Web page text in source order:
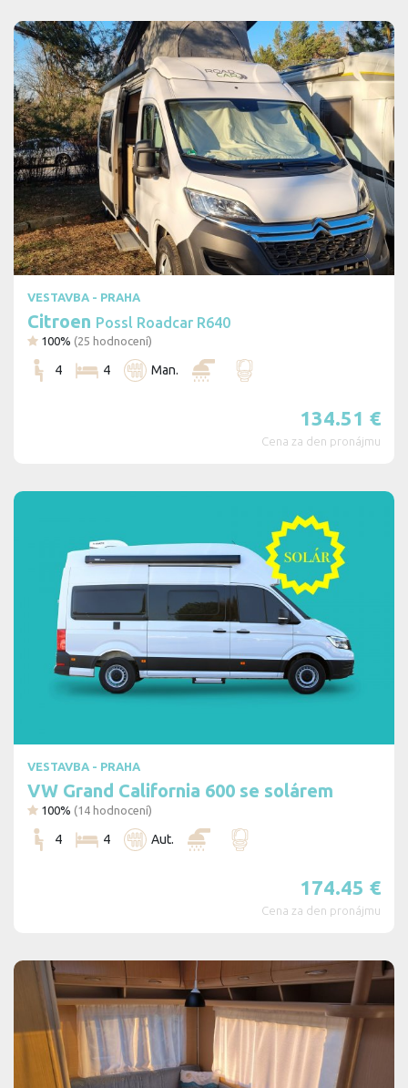
VESTAVBA - PRAHA
Citroen Possl Roadcar R640
100% (25 hodnocení)
4 4 Man.
134.51 €
Cena za den pronájmu
VESTAVBA - PRAHA
VW Grand California 600 se solárem
100% (14 hodnocení)
4 4 Aut.
174.45 €
Cena za den pronájmu